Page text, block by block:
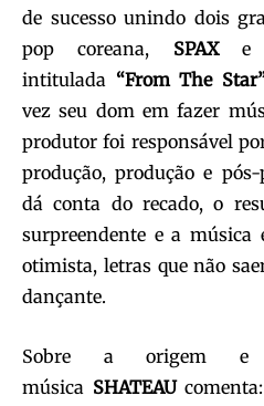
de sucesso unindo dois
pop coreana, SPAX
intitulada “From The
vez seu dom em fazer
produtor foi responsável
produção, produção e
dá conta do recado, o
surpreendente e a
otimista, letras que não
dançante.
Sobre a origem e
música SHATEAUcomenta: